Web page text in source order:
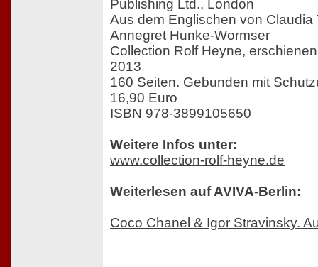
Publishing Ltd., London
Aus dem Englischen von
Annegret Hunke-Wormser
Collection Rolf Heyne,
2013
160 Seiten. Gebunden mit
16,90 Euro
ISBN 978-3899105650
Weitere Infos unter:
www.collection-rolf-heyne.de
Weiterlesen auf AVIVA-Berlin:
Coco Chanel & Igor Stravinsky.